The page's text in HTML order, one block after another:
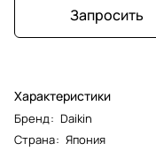
Запросить
Характеристики
Бренд: Daikin
Страна: Япония